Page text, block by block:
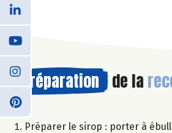
Préparation de la
Préparer le sirop : porter à